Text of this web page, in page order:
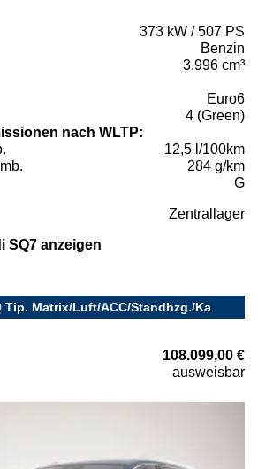
373 kW / 507 PS
Benzin
3.996 cm³
Euro6
4 (Green)
nach WLTP:
12,5 l/100km
284 g/km
G
Zentrallager
SQ7 anzeigen
Tip. Matrix/Luft/ACC/Standhzg./Ka
108.099,00 €
ausweisbar